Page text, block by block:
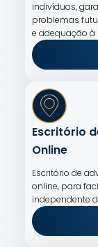
indivíduos,
problemas
e adequação à
Escritório
Online
Escritório de
online, para
independente